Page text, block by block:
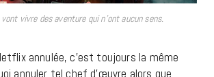
vivre des aventure qui n’ont aucun sens.
annulée, c’est toujours la même
annuler tel chef d’œuvre alors que